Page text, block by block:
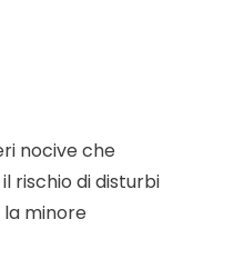
nocive che
rischio di disturbi
la minore